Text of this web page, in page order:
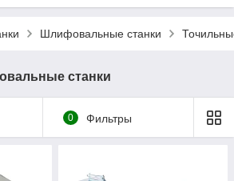
Шлифовальные станки
станки
0 Фильтры